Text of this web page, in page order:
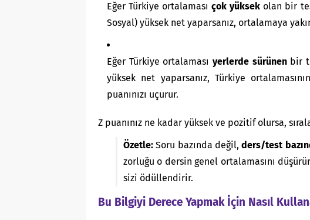
Eğer Türkiye ortalamasıçok yüksek olan bir
Sosyal) yüksek net yaparsanız, ortalamaya
Eğer Türkiye ortalaması yerlerde sürünenbir
yüksek net yaparsanız, Türkiye
puanınızı uçurur.
Z puanınız ne kadar yüksek ve pozitif olursa,
Özetle: Soru bazında değil,ders/test
zorluğu o dersin genel ortalamasını
sizi ödüllendirir.
Bu Bilgiyi Derece Yapmak İçin Nasıl